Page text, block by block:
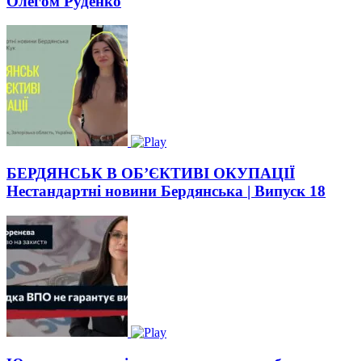
БЕРДЯНСЬК В ОБ’ЄКТИВІ ОКУПАЦІЇ
Нестандартні новини Бердянська | Випуск 18